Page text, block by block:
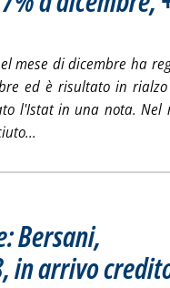
mese di dicembre ha
ed è risultato in
l'Istat in una nota. Nel
Bersani,
in arrivo